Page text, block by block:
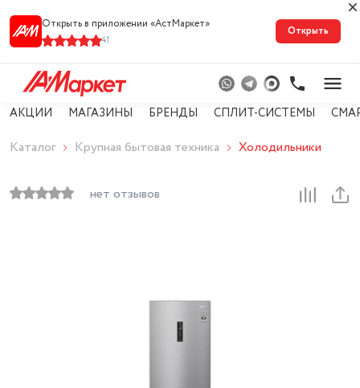
Открыть в приложении «АстМарке‪т‬»
41
Открыть
АКЦИИ МАГАЗИНЫ БРЕНДЫ СПЛИТ-СИСТЕМЫ
Каталог Крупная бытовая техника Холодильники
нет отзывов